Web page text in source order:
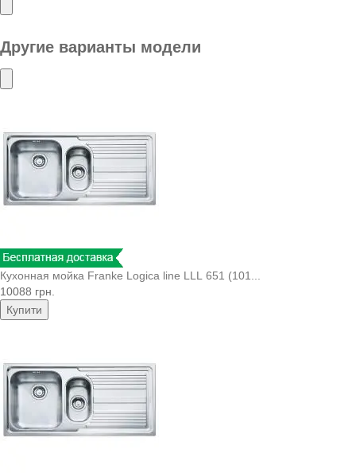
Другие варианты модели
Кухонная мойка Franke Logica line LLL 651 (101...
10088 грн.
Купити